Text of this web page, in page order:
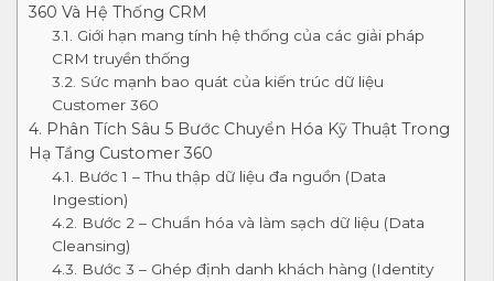
360 Và Hệ Thống CRM
3.1. Giới hạn mang tính hệ thống của các giải pháp
CRM truyền thống
3.2. Sức mạnh bao quát của kiến trúc dữ liệu
Customer 360
4. Phân Tích Sâu 5 Bước Chuyển Hóa Kỹ Thuật Trong
Hạ Tầng Customer 360
4.1. Bước 1 – Thu thập dữ liệu đa nguồn (Data
Ingestion)
4.2. Bước 2 – Chuẩn hóa và làm sạch dữ liệu (Data
Cleansing)
4.3. Bước 3 – Ghép định danh khách hàng (Identity